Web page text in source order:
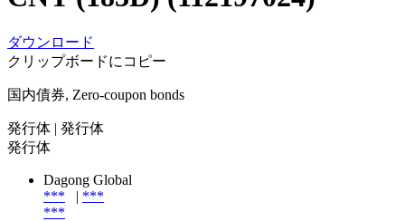
ダウンロード
クリップボードにコピー
国内債券, Zero-coupon bonds
発行体 | 発行体
発行体
Dagong Global
***
| ***
***